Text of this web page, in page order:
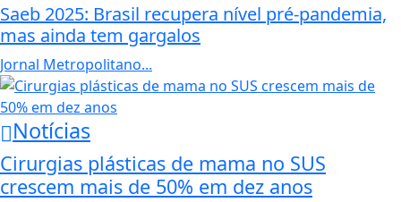
Saeb 2025: Brasil recupera nível pré-pandemia,
mas ainda tem gargalos
Jornal Metropolitano...
Notícias
Cirurgias plásticas de mama no SUS
crescem mais de 50% em dez anos